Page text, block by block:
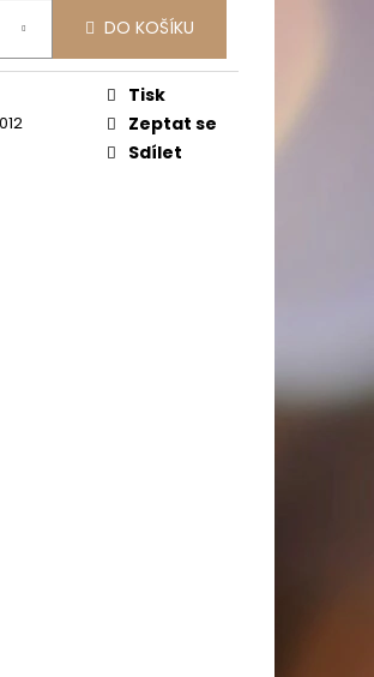
DO KOŠÍKU
Tisk
Zeptat se
Sdílet